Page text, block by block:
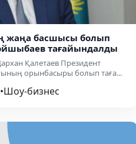
жаңа басшысы болып
тағайындалды
Қалетаев Президент
орынбасыры болып таға...
•Шоу-бизнес